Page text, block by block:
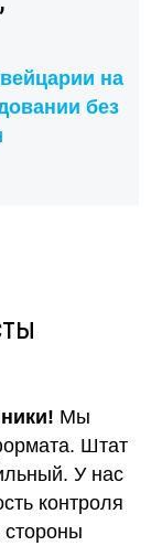
на
без
Мы
Штат
У нас
контроля
стороны